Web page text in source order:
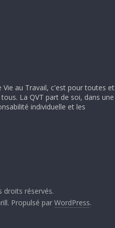
Vie au Travail, c'est pour toutes et
La QVT part de soi, dans une
individuelle et les
droits réservés.
Propulsé par WordPress.